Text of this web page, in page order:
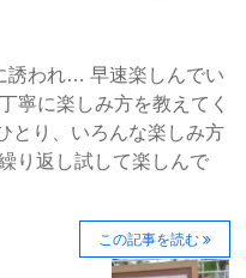
誘われ… 早速楽しんでい
寧に楽しみ方を教えてく
とり、いろんな楽しみ方
り返し試して楽しんで
この記事を読む